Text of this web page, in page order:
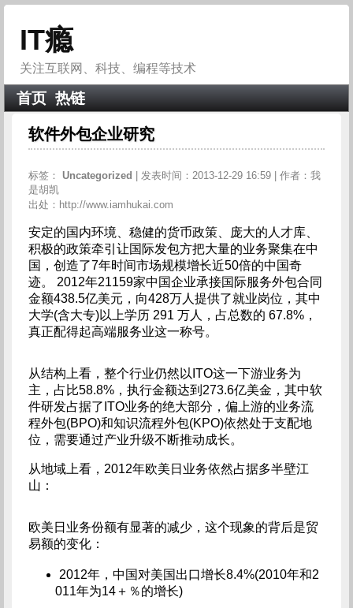
IT瘾
关注互联网、科技、编程等技术
首页 热链
软件外包企业研究
标签： Uncategorized
| 发表时间：2013-12-29 16:59 | 作者：我
是胡凯
出处：http://www.iamhukai.com
安定的国内环境、稳健的货币政策、庞大的人才库、
积极的政策牵引让国际发包方把大量的业务聚集在中
国，创造了7年时间市场规模增长近50倍的中国奇
迹。 2012年21159家中国企业承接国际服务外包合同
金额438.5亿美元，向428万人提供了就业岗位，其中
大学(含大专)以上学历 291 万人，占总数的 67.8%，
真正配得起高端服务业这一称号。
从结构上看，整个行业仍然以ITO这一下游业务为
主，占比58.8%，执行金额达到273.6亿美金，其中软
件研发占据了ITO业务的绝大部分，偏上游的业务流
程外包(BPO)和知识流程外包(KPO)依然处于支配地
位，需要通过产业升级不断推动成长。
从地域上看，2012年欧美日业务依然占据多半壁江
山：
欧美日业务份额有显著的减少，这个现象的背后是贸
易额的变化：
2012年，中国对美国出口增长8.4%(2010年和2
011年为14＋％的增长)